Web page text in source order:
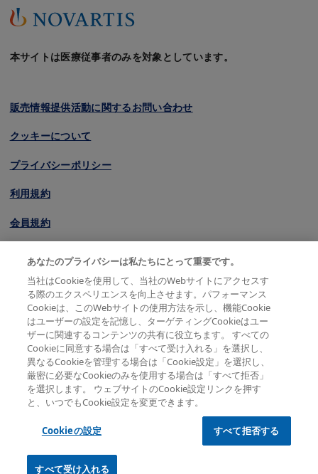
本サイトは医療従事者のみを対象としています。
販売情報提供活動に関するお問い合わせ
クッキーについて
プライバシーポリシー
利用規約
会員規約
© 2026 Novartis Pharma K.K. All rights reserved except
where indicated
あなたのプライバシーは私たちにとって重要です。
当社はCookieを使用して、当社のWebサイトにアクセスす
る際のエクスペリエンスを向上させます。パフォーマンス
Cookieは、このWebサイトの使用方法を示し、機能Cookie
はユーザーの設定を記憶し、ターゲティングCookieはユー
ザーに関連するコンテンツの共有に役立ちます。 すべての
Cookieに同意する場合は「すべて受け入れる」を選択し、
異なるCookieを管理する場合は「Cookie設定」を選択し、
厳密に必要なCookieのみを使用する場合は「すべて拒否」
を選択します。 ウェブサイトのCookie設定リンクを押す
と、いつでもCookie設定を変更できます。
Cookieの設定 すべて拒否する
すべて受け入れる